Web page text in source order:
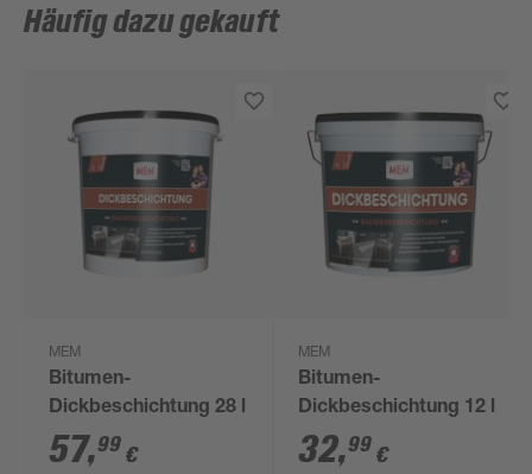
Häufig dazu gekauft
MEM
Bitumen-
Dickbeschichtung 28 l
57,99 €
MEM
Bitumen-
Dickbeschichtung 12 l
32,99 €